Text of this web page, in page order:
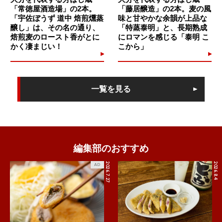
「常徳屋酒造場」の2本。
「宇佐ぼうず 道中 焙煎燻蒸
醸し」は、その名の通り、
焙煎麦のロースト香がとに
かく凄まじい！
「藤居醸造」の2本。麦の風
味と甘やかな余韻が上品な
「特蒸泰明」と、長期熟成
にロマンを感じる「泰明 こ
こから」
一覧を見る
編集部のおすすめ
2026.7.27
AD 2026.8.4